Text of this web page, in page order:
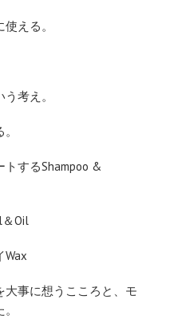
える。
考え。
するShampoo &
Oil
事に想うこころと、モ